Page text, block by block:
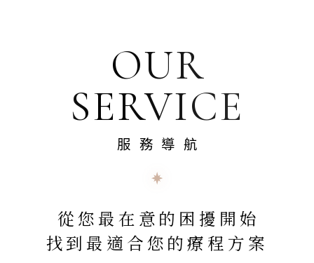
OUR
SERVICE
服務導航
從您最在意的困擾開始
找到最適合您的療程方案